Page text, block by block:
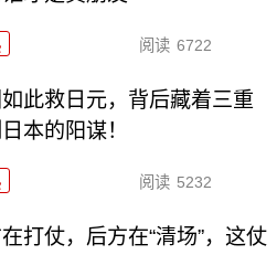
阅读 6722
此救日元，背后藏着三重
本的阳谋！
阅读 5232
打仗，后方在“清场”，这仗